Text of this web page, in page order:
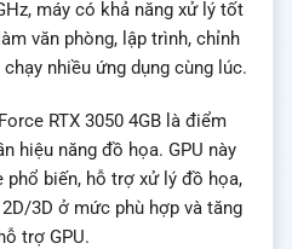
máy có khả năng xử lý tốt
văn phòng, lập trình, chỉnh
nhiều ứng dụng cùng lúc.
RTX 3050 4GB là điểm
hiệu năng đồ họa. GPU này
phổ biến, hỗ trợ xử lý đồ họa,
3D ở mức phù hợp và tăng
trợ GPU.